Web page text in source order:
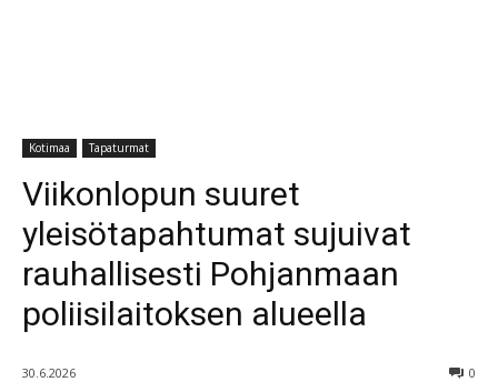
Kotimaa Tapaturmat
Viikonlopun suuret
yleisötapahtumat sujuivat
rauhallisesti Pohjanmaan
poliisilaitoksen alueella
30.6.2026 0